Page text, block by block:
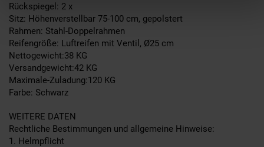
Rückspiegel: 2 x
Sitz: Höhenverstellbar 75-100 cm, gepolstert
Rahmen: Stahl-Doppelrahmen
Reifengröße: Luftreifen mit Ventil, Ø25 cm
Nettogewicht:38 KG
Versandgewicht:42 KG
Maximale-Zuladung:120 KG
Farbe: Schwarz
WEITERE DATEN
Rechtliche Bestimmungen und allgemeine Hinweise:
1. Helmpflicht